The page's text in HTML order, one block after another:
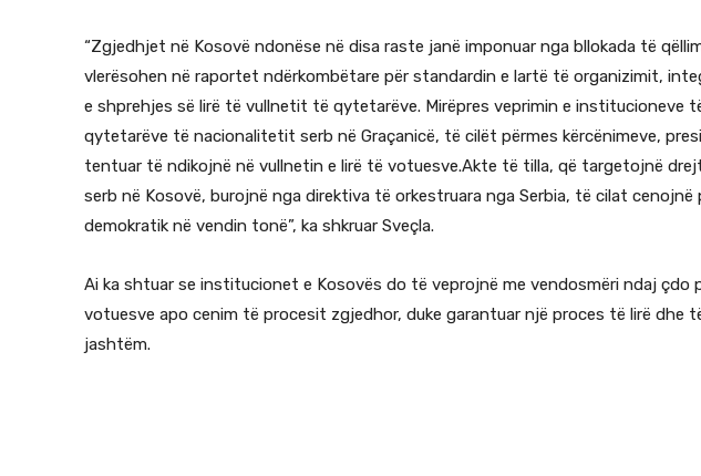
“Zgjedhjet në Kosovë ndonëse në disa raste janë imponuar nga bllokada të
vlerësohen në raportet ndërkombëtare për standardin e lartë të organizimit,
e shprehjes së lirë të vullnetit të qytetarëve. Mirëpres veprimin e institucioneve
qytetarëve të nacionalitetit serb në Graçanicë, të cilët përmes kërcënimeve,
tentuar të ndikojnë në vullnetin e lirë të votuesve.Akte të tilla, që targetojnë
serb në Kosovë, burojnë nga direktiva të orkestruara nga Serbia, të cilat cenojnë
demokratik në vendin tonë”, ka shkruar Sveçla.
Ai ka shtuar se institucionet e Kosovës do të veprojnë me vendosmëri ndaj çdo
votuesve apo cenim të procesit zgjedhor, duke garantuar një proces të lirë dhe
jashtëm.